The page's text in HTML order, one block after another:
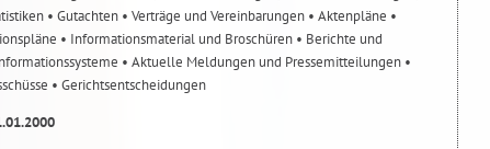
• Gutachten • Verträge und Vereinbarungen • Aktenpläne •
• Informationsmaterial und Broschüren • Berichte und
• Aktuelle Meldungen und Pressemitteilungen •
• Gerichtsentscheidungen